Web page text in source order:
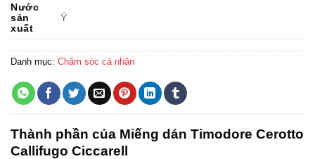
Nước
sản
xuất
Ý
Danh mục: Chăm sóc cá nhân
Thành phần của Miếng dán Timodore Cerotto
Callifugo Ciccarell